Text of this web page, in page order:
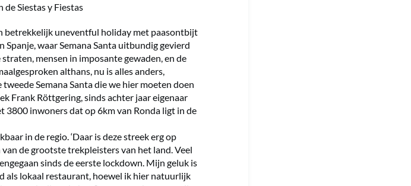
Siestas y Fiestas
betrekkelijk uneventful holiday met paasontbijt
waar Semana Santa uitbundig gevierd
mensen in imposante gewaden, en de
althans, nu is alles anders,
Semana Santa die we hier moeten doen
Frank Röttgering, sinds achter jaar eigenaar
3800 inwoners dat op 6km van Ronda ligt in de
in de regio. ‘Daar is deze streek erg op
de grootste trekpleisters van het land. Veel
sinds de eerste lockdown. Mijn geluk is
als lokaal restaurant, hoewel ik hier natuurlijk